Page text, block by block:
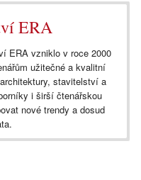
ERA
ERA vzniklo v roce 2000
užitečné a kvalitní
stavitelství a
i širší čtenářskou
nové trendy a dosud